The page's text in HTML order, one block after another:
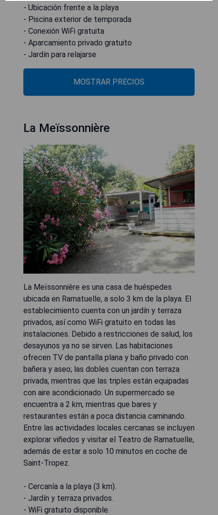
- Ubicación frente a la playa
- Piscina exterior de temporada
- Conexión WiFi gratuita
- Aparcamiento privado gratuito
- Jardín para relajarse
MOSTRAR PRECIOS
La Meïssonnière
La Meïssonnière es una casa de huéspedes
ubicada en Ramatuelle, a solo 3 km de la playa. El
establecimiento cuenta con un jardín y terraza
privados, así como WiFi gratuito en todas las
instalaciones. Debido a restricciones de salud, los
desayunos ya no se sirven. Las habitaciones
ofrecen TV de pantalla plana y baño privado con
bañera y aseo; las dobles cuentan con terraza
privada, mientras que las triples están equipadas
con aire acondicionado. Un supermercado se
encuentra a 2 km, mientras que bares y
restaurantes están a poca distancia caminando.
Entre las actividades locales cercanas se incluyen
explorar viñedos y visitar el Teatro de Ramatuelle,
además de estar a solo 10 minutos en coche de
Saint-Tropez.
- Cercanía a la playa (3 km).
- Jardín y terraza privados.
- WiFi gratuito disponible.